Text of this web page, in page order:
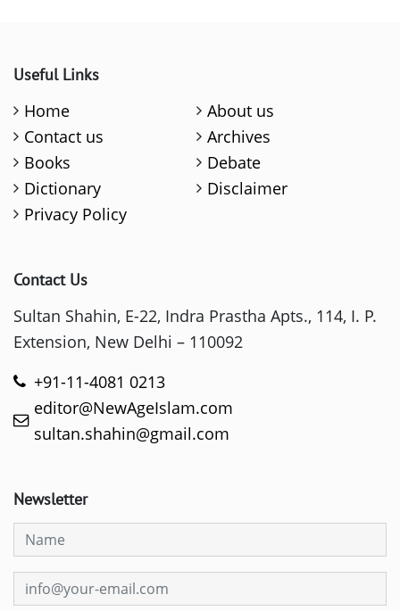
Useful Links
Home
About us
Contact us
Archives
Books
Debate
Dictionary
Disclaimer
Privacy Policy
Contact Us
Sultan Shahin, E-22, Indra Prastha Apts., 114, I. P.
Extension, New Delhi – 110092
+91-11-4081 0213
editor@NewAgeIslam.com
sultan.shahin@gmail.com
Newsletter